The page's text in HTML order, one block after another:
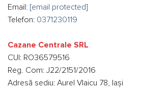
Email: [email protected]
Telefon: 0371230119
Cazane Centrale SRL
CUI: RO36579516
Reg. Com: J22/2151/2016
Adresă sediu: Aurel Vlaicu 78, Iași